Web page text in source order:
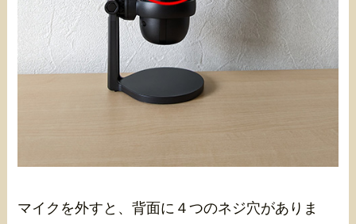
マイクを外すと、背面に４つのネジ穴がありま